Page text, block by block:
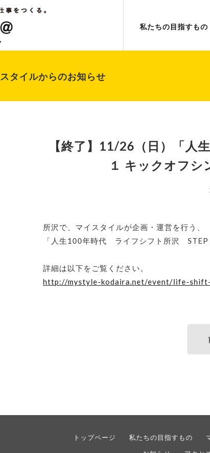
私たちの目指すもの
タイルからのお知らせ
【終了】11/26（日）「
１ キックオフシ
所沢で、マイスタイルが企画・運営を行う、
「人生100年時代 ライフシフト所沢 STEP
詳細は以下をご覧ください。
http://mystyle-kodaira.net/event/life-
トップページ 私たちの目指すもの